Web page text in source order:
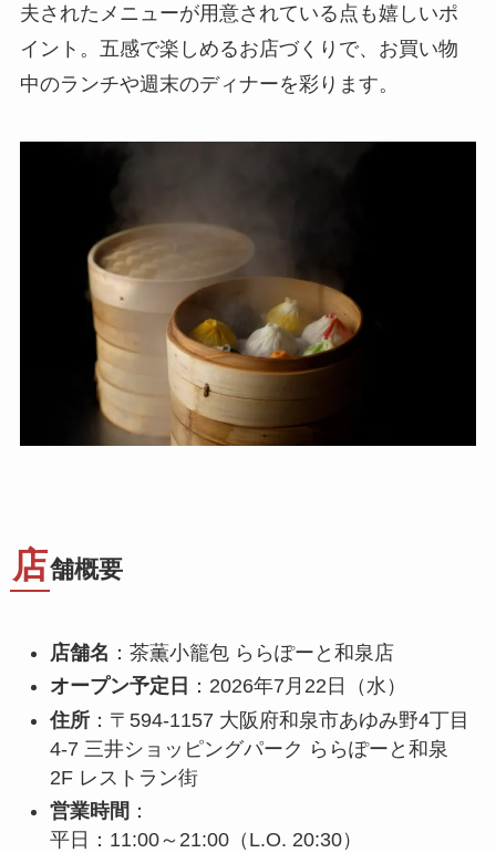
夫されたメニューが用意されている点も嬉しいポ
イント。五感で楽しめるお店づくりで、お買い物
中のランチや週末のディナーを彩ります。
店舗概要
店舗名 ：茶薫小籠包 ららぽーと和泉店
オープン予定日 ：2026年7月22日（水）
住所：〒594-1157 大阪府和泉市あゆみ野4丁目
4-7 三井ショッピングパーク ららぽーと和泉
2F レストラン街
営業時間 ：
平日：11:00～21:00（L.O. 20:30）